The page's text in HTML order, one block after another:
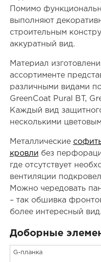
Помимо
выполняют
строительным
аккуратный вид.
Материал
ассортименте
различными видами
GreenCoat Pural BT,
Каждый вид
несколькими
Металлические
кровли без
где отсутствует
вентиляции
Можно чередовать
– так обшивка
более интересный вид.
Доборные
G-планка